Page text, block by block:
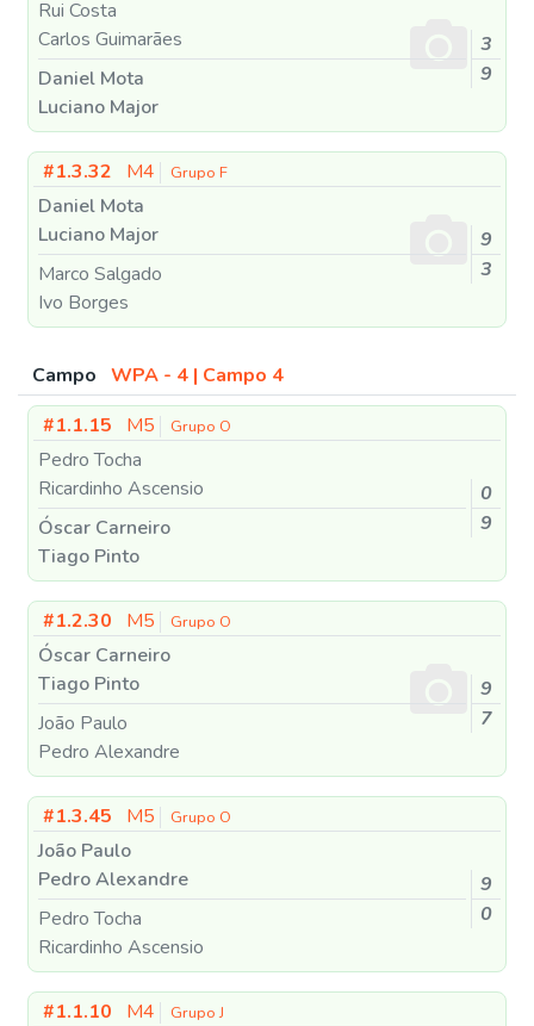
Rui Costa
Carlos Guimarães
Daniel Mota
Luciano Major
3
9
#1.3.32 M4 Grupo F
Daniel Mota
Luciano Major
Marco Salgado
Ivo Borges
9
3
Campo WPA - 4 | Campo 4
#1.1.15
M5 Grupo O
Pedro Tocha
Ricardinho Ascensio
Óscar Carneiro
Tiago Pinto
0
9
#1.2.30 M5 Grupo O
Óscar Carneiro
Tiago Pinto
João Paulo
Pedro Alexandre
9
7
#1.3.45 M5 Grupo O
João Paulo
Pedro Alexandre
Pedro Tocha
Ricardinho Ascensio
9
0
#1.1.10 M4 Grupo J